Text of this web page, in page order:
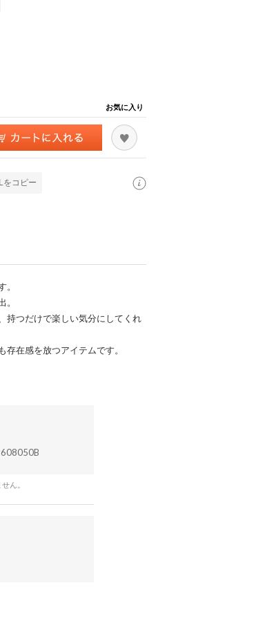
お気に入り
をコピー
持つだけで楽しい気分にしてくれ
在感を放つアイテムです。
ん。